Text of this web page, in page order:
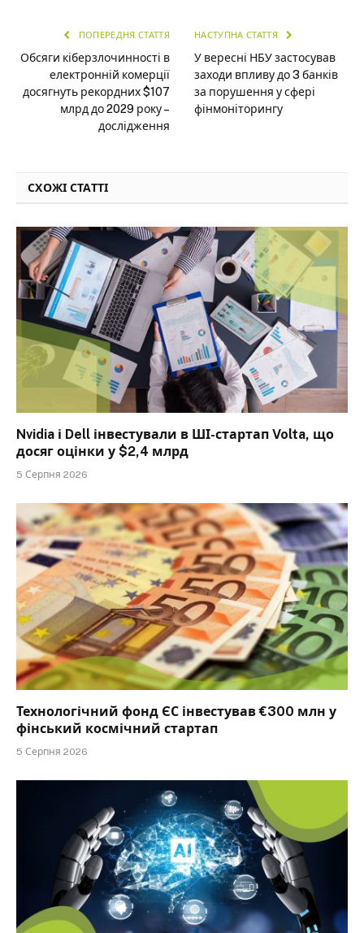
ПОПЕРЕДНЯ СТАТТЯ
Обсяги кіберзлочинності в
електронній комерції
досягнуть рекордних $107
млрд до 2029 року –
дослідження
НАСТУПНА СТАТТЯ
У вересні НБУ застосував
заходи впливу до 3 банків
за порушення у сфері
фінмоніторингу
СХОЖІ СТАТТІ
Nvidia і Dell інвестували в ШІ-стартап Volta, що
досяг оцінки у $2,4 млрд
5 Серпня 2026
Технологічний фонд ЄС інвестував €300 млн у
фінський космічний стартап
5 Серпня 2026